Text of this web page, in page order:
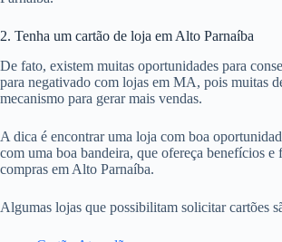
2. Tenha um cartão de loja em Alto Parnaíba
De fato, existem muitas oportunidades para
para negativado com lojas em MA, pois muitas
mecanismo para gerar mais vendas.
A dica é encontrar uma loja com boa
com uma boa bandeira, que ofereça benefícios e
compras em Alto Parnaíba.
Algumas lojas que possibilitam solicitar cartões